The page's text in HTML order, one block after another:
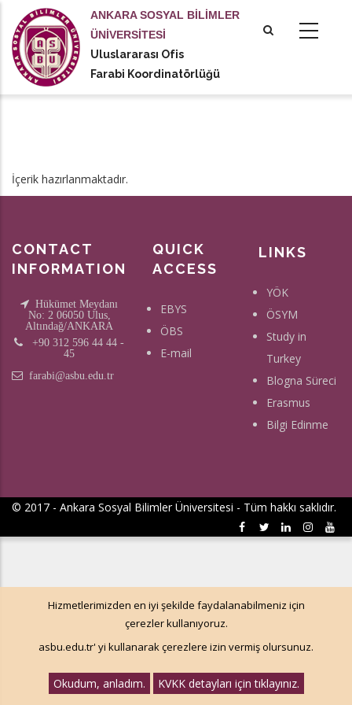
içeriğe
atla
ANKARA SOSYAL BİLİMLER
ÜNİVERSİTESİ
Uluslararası Ofis
Farabi Koordinatörlüğü
İçerik hazırlanmaktadır.
CONTACT
INFORMATION
Hükümet Meydanı
No: 2 06050 Ulus,
Altındağ/ANKARA
+90 312 596 44 44 -
45
farabi@asbu.edu.tr
QUICK
ACCESS
EBYS
ÖBS
E-mail
LINKS
YÖK
ÖSYM
Study in
Turkey
Blogna Süreci
Erasmus
Bilgi Edinme
© 2017 - Ankara Sosyal Bilimler Üniversitesi - Tüm hakkı saklıdır.
Hizmetlerimizden en iyi şekilde faydalanabilmeniz için
çerezler kullanıyoruz.
asbu.edu.tr' yi kullanarak çerezlere izin vermiş olursunuz.
Okudum, anladım. KVKK detayları için tıklayınız.